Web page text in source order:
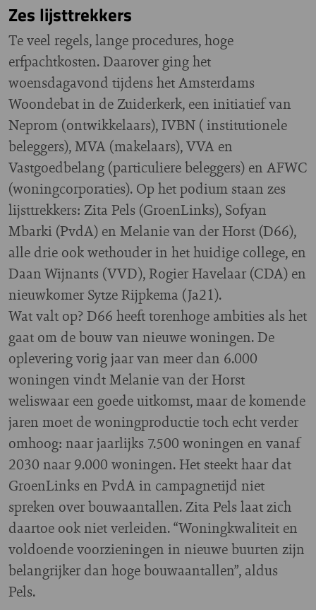
Zes lijsttrekkers
Te veel regels, lange procedures, hoge
erfpachtkosten. Daarover ging het
woensdagavond tijdens het Amsterdams
Woondebat in de Zuiderkerk, een initiatief van
Neprom (ontwikkelaars), IVBN ( institutionele
beleggers), MVA (makelaars), VVA en
Vastgoedbelang (particuliere beleggers) en AFWC
(woningcorporaties). Op het podium staan zes
lijsttrekkers: Zita Pels (GroenLinks), Sofyan
Mbarki (PvdA) en Melanie van der Horst (D66),
alle drie ook wethouder in het huidige college, en
Daan Wijnants (VVD), Rogier Havelaar (CDA) en
nieuwkomer Sytze Rijpkema (Ja21).
Wat valt op? D66 heeft torenhoge ambities als het
gaat om de bouw van nieuwe woningen. De
oplevering vorig jaar van meer dan 6.000
woningen vindt Melanie van der Horst
weliswaar een goede uitkomst, maar de komende
jaren moet de woningproductie toch echt verder
omhoog: naar jaarlijks 7.500 woningen en vanaf
2030 naar 9.000 woningen. Het steekt haar dat
GroenLinks en PvdA in campagnetijd niet
spreken over bouwaantallen. Zita Pels laat zich
daartoe ook niet verleiden. “Woningkwaliteit en
voldoende voorzieningen in nieuwe buurten zijn
belangrijker dan hoge bouwaantallen”, aldus
Pels.